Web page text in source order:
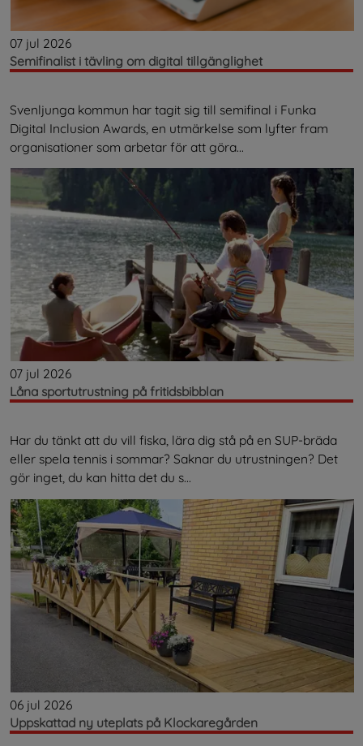
07 jul 2026
Semifinalist i tävling om digital tillgänglighet
Svenljunga kommun har tagit sig till semifinal i Funka
Digital Inclusion Awards, en utmärkelse som lyfter fram
organisationer som arbetar för att göra...
07 jul 2026
Låna sportutrustning på fritidsbibblan
Har du tänkt att du vill fiska, lära dig stå på en SUP-bräda
eller spela tennis i sommar? Saknar du utrustningen? Det
gör inget, du kan hitta det du s...
06 jul 2026
Uppskattad ny uteplats på Klockaregården